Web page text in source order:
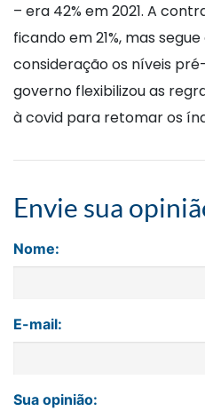
– era 42% em 2021. A
ficando em 21%, mas
consideração os níveis
governo flexibilizou as
à covid para retomar os
Envie sua
Nome:
E-mail:
Sua opinião: